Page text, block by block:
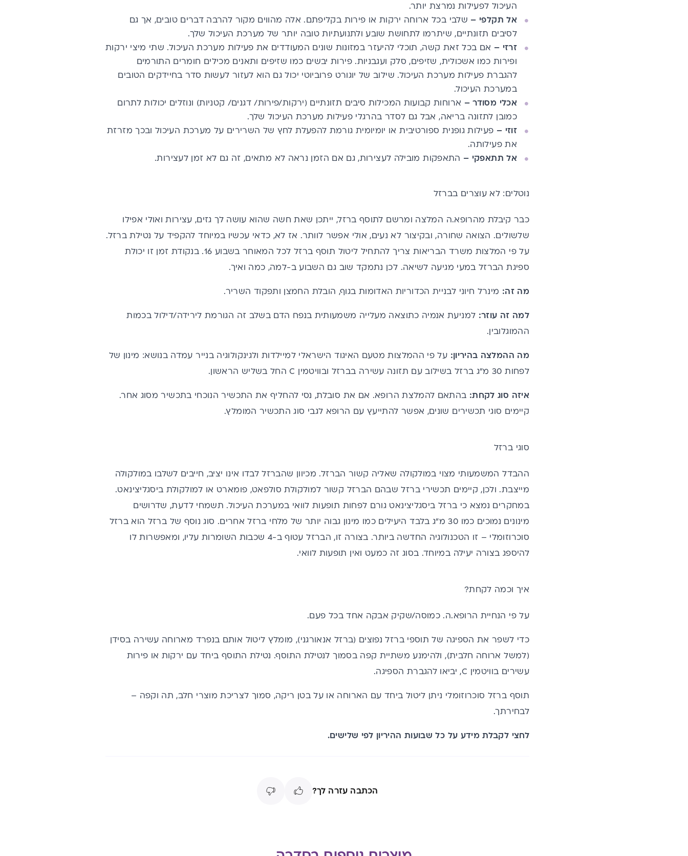
העיכול לפעילות נמרצת יותר.
אל תקלפי – שלבי בכל ארוחה ירקות או פירות בקליפתם. אלה מהווים מקור להרבה דברים טובים, אך גם
לסיבים תזונתיים, שיתרמו לתחושת שובע ולתנועתיות טובה יותר של מערכת העיכול שלך.
זרזי – אם בכל זאת קשה, תוכלי להיעזר במזונות שונים המעודדים את פעילות מערכת העיכול. שתי מיצי ירקות
ופירות כמו אשכולית, שזיפים, סלק ועגבניות. פירות יבשים כמו שזיפים ותאנים מכילים חומרים התורמים
להגברת פעילות מערכת העיכול. שילוב של יוגורט פרוביוטי יכול גם הוא לעזור לעשות סדר בחיידקים הטובים
במערכת העיכול.
אכלי מסודר – ארוחות קבועות המכילות סיבים תזונתיים (ירקות/פירות/ דגנים/ קטניות) ונוזלים יכולות לתרום
כמובן לתזונה בריאה, אבל גם לסדר בהרגלי פעילות מערכת העיכול שלך.
זוזי – פעילות גופנית ספורטיבית או יומיומית גורמת להפעלת לחץ של השרירים על מערכת העיכול ובכך מזרזת
את פעילותה.
אל תתאפקי – התאפקות מובילה לעצירות, גם אם הזמן נראה לא מתאים, זה גם לא זמן לעצירות.
נוטלים: לא עוצרים בברזל
כבר קיבלת מהרופא.ה המלצה ומרשם לתוסף ברזל, ייתכן שאת חשה שהוא עושה לך גזים, עצירות ואולי אפילו
שלשולים. הצואה שחורה, ובקיצור לא נעים, אולי אפשר לוותר. אז לא, כדאי עכשיו במיוחד להקפיד על נטילת ברזל.
על פי המלצות משרד הבריאות צריך להתחיל ליטול תוסף ברזל לכל המאוחר בשבוע 16. בנקודת זמן זו יכולת
ספיגת הברזל במעי מגיעה לשיאה. לכן נתמקד שוב גם השבוע ב-למה, כמה ואיך.
מה זה: מינרל חיוני לבניית הכדוריות האדומות בגוף, הובלת החמצן ותפקוד השריר.
למה זה עוזר: למניעת אנמיה כתוצאה מעלייה משמעותית בנפח הדם בשלב זה הגורמת לירידה/דילול בכמות
ההמוגלובין.
מה ההמלצה בהיריון: על פי ההמלצות מטעם האיגוד הישראלי למיילדות ולגינקולוגיה בנייר עמדה בנושא: מינון של
לפחות 30 מ"ג ברזל בשילוב עם תזונה עשירה בברזל ובוויטמין C החל בשליש הראשון.
איזה סוג לקחת: בהתאם להמלצת הרופא. אם את סובלת, נסי להחליף את התכשיר הנוכחי בתכשיר מסוג אחר.
קיימים סוגי תכשירים שונים, אפשר להתייעץ עם הרופא לגבי סוג התכשיר המומלץ.
סוגי ברזל
ההבדל המשמעותי מצוי במולקולה שאליה קשור הברזל. מכיוון שהברזל לבדו אינו יציב, חייבים לשלבו במולקולה
מייצבת. ולכן, קיימים תכשירי ברזל שבהם הברזל קשור למולקולת סולפאט, פומארט או למולקולת ביסגליצינאט.
במחקרים נמצא כי ברזל ביסגליצינאט גורם לפחות תופעות לוואי במערכת העיכול. תשמחי לדעת, שדרושים
מינונים נמוכים כמו 30 מ"ג בלבד היעילים כמו מינון גבוה יותר של מלחי ברזל אחרים. סוג נוסף של ברזל הוא ברזל
סוכרוזומלי – זו הטכנולוגיה החדשה ביותר. בצורה זו, הברזל עטוף ב-4 שכבות השומרות עליו, ומאפשרות לו
להיספג בצורה יעילה במיוחד. בסוג זה כמעט ואין תופעות לוואי.
איך וכמה לקחת?
על פי הנחיית הרופא.ה. כמוסה/שקיק אבקה אחד בכל פעם.
כדי לשפר את הספיגה של תוספי ברזל נפוצים (ברזל אנאורגני), מומלץ ליטול אותם בנפרד מארוחה עשירה בסידן
(למשל ארוחה חלבית), ולהימנע משתיית קפה בסמוך לנטילת התוסף. נטילת התוסף ביחד עם ירקות או פירות
עשירים בוויטמין C, יביאו להגברת הספיגה.
תוסף ברזל סוכרוזומלי ניתן ליטול ביחד עם הארוחה או על בטן ריקה, סמוך לצריכת מוצרי חלב, תה וקפה –
לבחירתך.
לחצי לקבלת מידע על כל שבועות ההיריון לפי שלישים.
הכתבה עזרה לך?